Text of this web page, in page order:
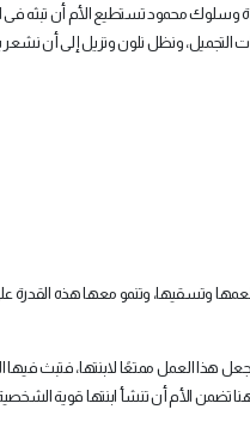
وسلوك محمود تستطيع الأم أن تبثه فى
ونظل نلون ونزيل إلى أن نشعر
وتسقيها، وتنمو معها هذه القدرة
هذا العمل ممتعًا لابنتها، فتبث فيها
تضمن الأم أن تنشأ ابنتها قوية